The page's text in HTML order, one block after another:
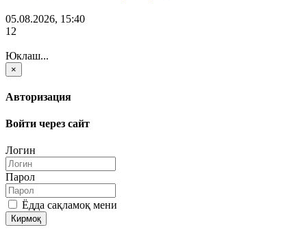
05.08.2026, 15:40
12
Юклаш...
×
Авторизация
Войти через сайт
Логин
Парол
Ёдда сақламоқ мени